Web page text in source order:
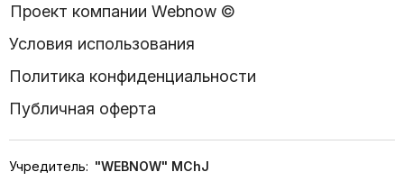
Проект компании Webnow ©
Условия использования
Политика конфиденциальности
Публичная оферта
Учредитель: "WEBNOW" MChJ